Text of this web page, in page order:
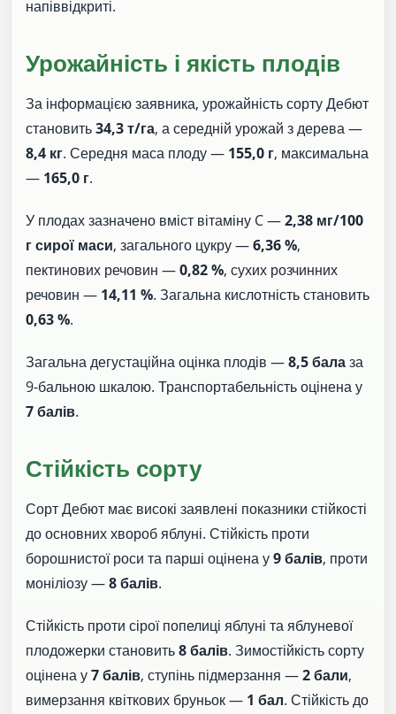
напіввідкриті.
Урожайність і якість плодів
За інформацією заявника, урожайність сорту Дебют
становить34,3 т/га, а середній урожай з дерева —
8,4 кг. Середня маса плоду — 155,0 г, максимальна
— 165,0 г.
У плодах зазначено вміст вітаміну C —2,38 мг/100
г сирої маси, загального цукру —6,36 %,
пектинових речовин —0,82 %, сухих розчинних
речовин — 14,11 %. Загальна кислотність становить
0,63 %.
Загальна дегустаційна оцінка плодів —8,5 балаза
9-бальною шкалою. Транспортабельність оцінена у
7 балів.
Стійкість сорту
Сорт Дебют має високі заявлені показники стійкості
до основних хвороб яблуні. Стійкість проти
борошнистої роси та парші оцінена у9 балів, проти
моніліозу —8 балів.
Стійкість проти сірої попелиці яблуні та яблуневої
плодожерки становить8 балів. Зимостійкість сорту
оцінена у7 балів, ступінь підмерзання —2 бали,
вимерзання квіткових бруньок — 1 бал. Стійкість до